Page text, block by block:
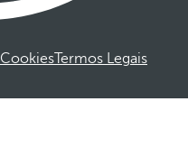
CookiesTermos Legais